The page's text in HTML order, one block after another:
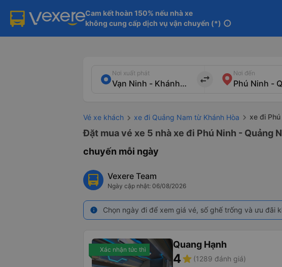
Cam kết hoàn 150% nếu nhà xe
không cung cấp dịch vụ vận chuyển (*) info
Nơi xuất phát
import_export
Nơi đến
Vé xe khách xe đi Quảng Nam từ Khánh Hòa xe đi
Đặt mua vé xe 5 nhà xe đi Phú Ninh - Quảng
chuyến mỗi ngày
Vexere Team
Ngày cập nhật: 06/08/2026
info Chọn ngày đi để xem giá vé, số ghế trống và ưu đãi
Xác nhận tức thì Quang Hạnh
4star (1289 đánh giá)